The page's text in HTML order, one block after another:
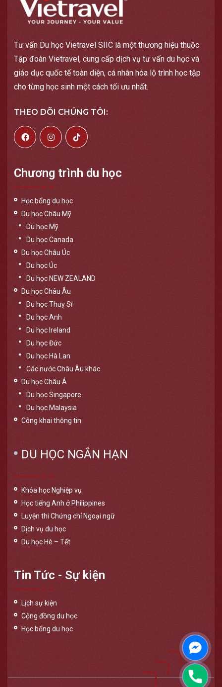
Tư vấn Du học Vietravel SIIC là một thương hiệu thuộc
Tập đoàn Vietravel, cung cấp dịch vụ tư vấn du học và
giáo dục quốc tế toàn diện, cá nhân hóa lộ trình học tập
cho từng học sinh một cách tối ưu nhất.
THEO DÕI CHÚNG TÔI:
Chương trình du học
Học bổng du học
Du học Châu Mỹ
Du học Mỹ
Du học Canada
Du học Châu Úc
Du học Úc
Du học NEW ZEALAND
Du học Châu Âu
Du học Thuỵ Sĩ
Du học Anh
Du học Ireland
Du học Đức
Du học Hà Lan
Các nước Châu Âu khác
Du học Châu Á
Du học Singapore
Du học Malaysia
Công khai thông tin
DU HỌC NGẮN HẠN
Khóa học Nghiệp vụ
Học tiếng Anh ở Philippines
Luyện thi Chứng chỉ Ngoại ngữ
Dịch vụ du học
Du học Hè – Tết
Tin Tức - Sự kiện
Lịch sự kiện
Cộng đồng du học
Học bổng du học
Phone